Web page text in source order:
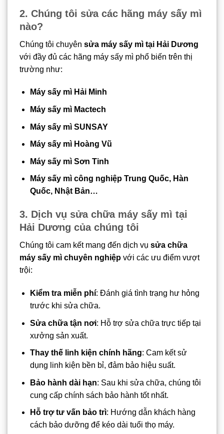
2. Chúng tôi sửa các hãng máy sấy mì
nào?
Chúng tôi chuyên sửa máy sấy mì tại Hải Dương
với đầy đủ các hãng máy sấy mì phổ biến trên thị
trường như:
Máy sấy mì Hải Minh
Máy sấy mì Mactech
Máy sấy mì SUNSAY
Máy sấy mì Hoàng Vũ
Máy sấy mì Sơn Tinh
Máy sấy mì công nghiệp Trung Quốc, Hàn
Quốc, Nhật Bản…
3. Dịch vụ sửa chữa máy sấy mì tại
Hải Dương của chúng tôi
Chúng tôi cam kết mang đến dịch vụ sửa chữa
máy sấy mì chuyên nghiệp với các ưu điểm vượt
trội:
Kiểm tra miễn phí: Đánh giá tình trạng hư hỏng
trước khi sửa chữa.
Sửa chữa tận nơi: Hỗ trợ sửa chữa trực tiếp tại
xưởng sản xuất.
Thay thế linh kiện chính hãng: Cam kết sử
dụng linh kiện bền bỉ, đảm bảo hiệu suất.
Bảo hành dài hạn: Sau khi sửa chữa, chúng tôi
cung cấp chính sách bảo hành tốt nhất.
Hỗ trợ tư vấn bảo trì: Hướng dẫn khách hàng
cách bảo dưỡng để kéo dài tuổi thọ máy.